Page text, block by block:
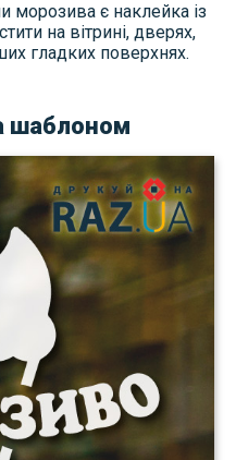
морозива є наклейка із
на вітрині, дверях,
гладких поверхнях.
шаблоном